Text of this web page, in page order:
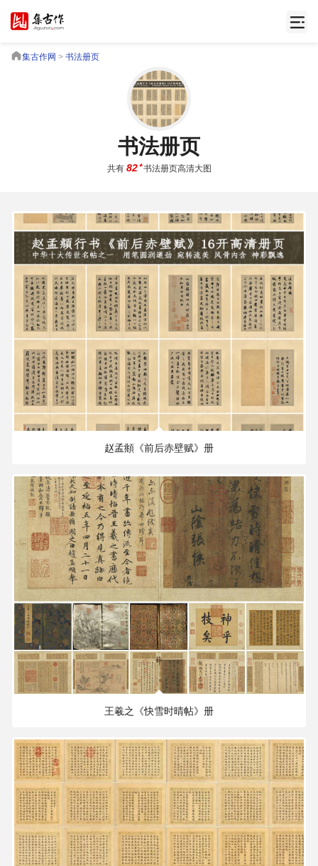
集古作网 > 书法册页
书法册页
共有 82⁺ 书法册页高清大图
赵孟頫《前后赤壁赋》册
6601×6772 PX
王羲之《快雪时晴帖》册
644.35 MB 5609×4598 PX
265.62 MB 2047×1761 PX
集
古
/
Painting
Calligraphy
高
清
书
法
书
法
高
清
国
画
国
家
高
清
油
油
画
家
高
清
版